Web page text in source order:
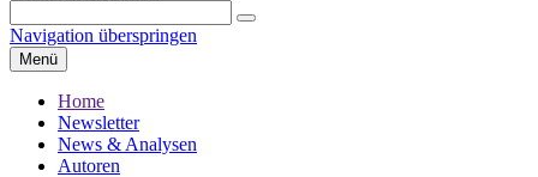
Navigation überspringen
Menü
Home
Newsletter
News & Analysen
Autoren